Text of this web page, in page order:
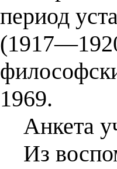
период
1969.
Анкета
Из